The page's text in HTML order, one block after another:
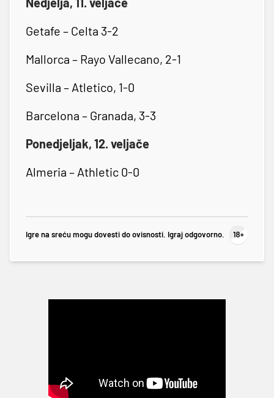
Getafe – Celta 3-2
Mallorca – Rayo Vallecano, 2-1
Sevilla – Atletico, 1-0
Barcelona – Granada, 3-3
Ponedjeljak, 12. veljače
Almeria – Athletic 0-0
Igre na sreću mogu dovesti do ovisnosti. Igraj odgovorno.